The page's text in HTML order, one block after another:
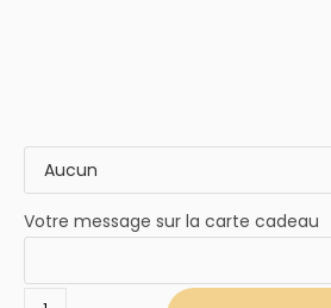
Votre message sur la carte cadeau